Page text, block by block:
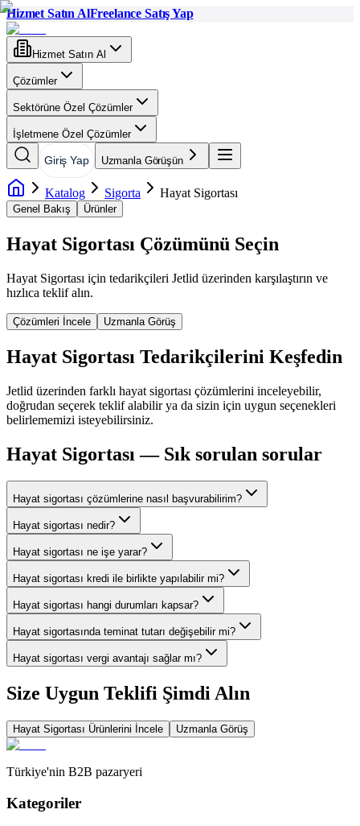
Hizmet Satın AlFreelance Satış Yap
Hizmet Satın Al
Çözümler
Sektörüne Özel Çözümler
İşletmene Özel Çözümler
Giriş Yap Uzmanla Görüşün
Katalog Sigorta Hayat Sigortası
Genel Bakış Ürünler
Hayat Sigortası Çözümünü Seçin
Hayat Sigortası için tedarikçileri Jetlid üzerinden karşılaştırın ve
hızlıca teklif alın.
Çözümleri İncele Uzmanla Görüş
Hayat Sigortası Tedarikçilerini Keşfedin
Jetlid üzerinden farklı hayat sigortası çözümlerini inceleyebilir,
doğrudan seçerek teklif alabilir ya da sizin için uygun seçenekleri
belirlememizi isteyebilirsiniz.
Hayat Sigortası — Sık sorulan sorular
Hayat sigortası çözümlerine nasıl başvurabilirim?
Hayat sigortası nedir?
Hayat sigortası ne işe yarar?
Hayat sigortası kredi ile birlikte yapılabilir mi?
Hayat sigortası hangi durumları kapsar?
Hayat sigortasında teminat tutarı değişebilir mi?
Hayat sigortası vergi avantajı sağlar mı?
Size Uygun Teklifi Şimdi Alın
Hayat Sigortası Ürünlerini İncele Uzmanla Görüş
Türkiye'nin B2B pazaryeri
Kategoriler